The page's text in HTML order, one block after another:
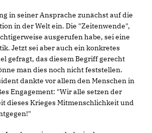
in seiner Ansprache zunächst auf die
in der Welt ein. Die "Zeitenwende",
ausgerufen habe, sei eine
Jetzt sei aber auch ein konkretes
gefragt, das diesem Begriff gerecht
man dies noch nicht feststellen.
dankte vor allem den Menschen in
Engagement: "Wir alle setzen der
dieses Krieges Mitmenschlichkeit und